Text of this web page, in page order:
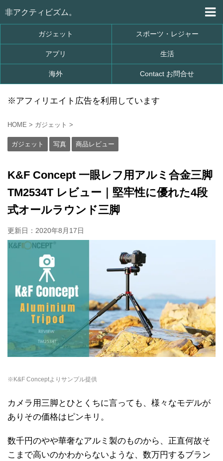
非アクティビズム。
ガジェット スポーツ・レジャー
アプリ 生活
海外 Contact お問合せ
※アフィリエイト広告を利用しています
HOME > ガジェット >
ガジェット 写真 商品レビュー
K&F Concept 一眼レフ用アルミ合金三脚
TM2534T レビュー｜堅牢性に優れた4段
式オールラウンド三脚
更新日： 2020年8月17日
※K&F Conceptよりサンプル提供
カメラ用三脚とひとくちに言っても、様々なモデルが
ありその価格はピンキリ。
数千円のやや華奢なアルミ製のものから、正直何故そ
こまで高いのかわからないような、数万円するブラン